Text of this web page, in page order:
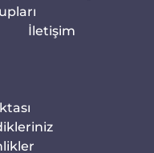
İletişim